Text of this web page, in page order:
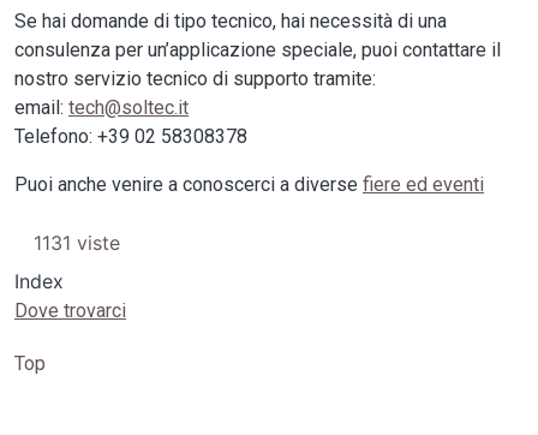
Se hai domande di tipo tecnico, hai necessità di una
consulenza per un’applicazione speciale, puoi contattare il
nostro servizio tecnico di supporto tramite:
email: tech@soltec.it
Telefono: +39 02 58308378
Puoi anche venire a conoscerci a diverse fiere ed eventi
1131 viste
Index
Dove trovarci
Top